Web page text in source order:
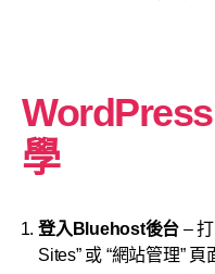
學
登入Bluehost後台 –
Sites” 或 “網站管理”